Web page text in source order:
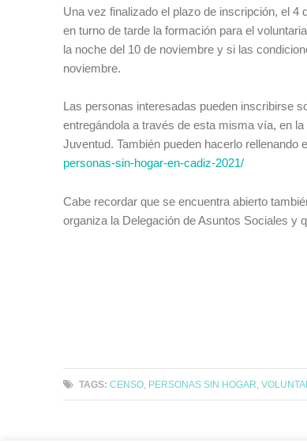
Una vez finalizado el plazo de inscripción, el
en turno de tarde la formación para el
la noche del 10 de noviembre y si las
noviembre.
Las personas interesadas pueden inscribirse
entregándola a través de esta misma vía, en
Juventud. También pueden hacerlo rellenando
personas-sin-hogar-en-cadiz-2021/
Cabe recordar que se encuentra abierto
organiza la Delegación de Asuntos Sociales y
TAGS: CENSO PERSONAS SIN HOGAR ,